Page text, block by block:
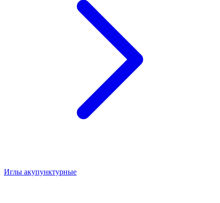
Иглы акупунктурные